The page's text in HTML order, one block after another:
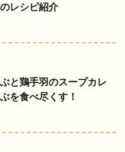
レシピ紹介
ぶと鶏手羽のスープカレ
を食べ尽くす！